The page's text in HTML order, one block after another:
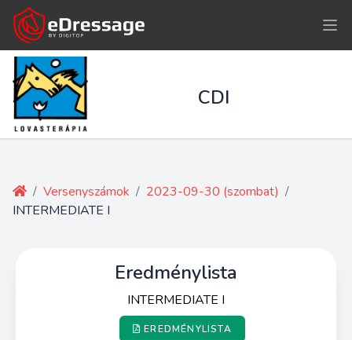
CDI
/ Versenyszámok / 2023-09-30 (szombat) /
INTERMEDIATE I
Eredménylista
INTERMEDIATE I
EREDMÉNYLISTA